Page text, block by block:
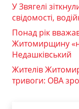
У Звягелі
свідомості,
Понад рік
Житомирщину
Недашківський
Жителів
тривоги: ОВА